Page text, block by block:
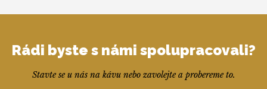
Rádi byste s námi spolupracovali?
Stavte se u nás na kávu nebo zavolejte a probereme to.